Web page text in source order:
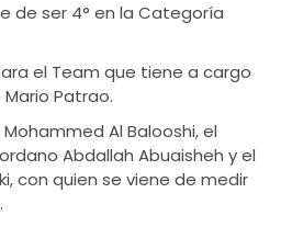
de ser 4° en la Categoría
el Team que tiene a cargo
Patrao.
Al Balooshi, el
Abdallah Abuaisheh y el
con quien se viene de medir